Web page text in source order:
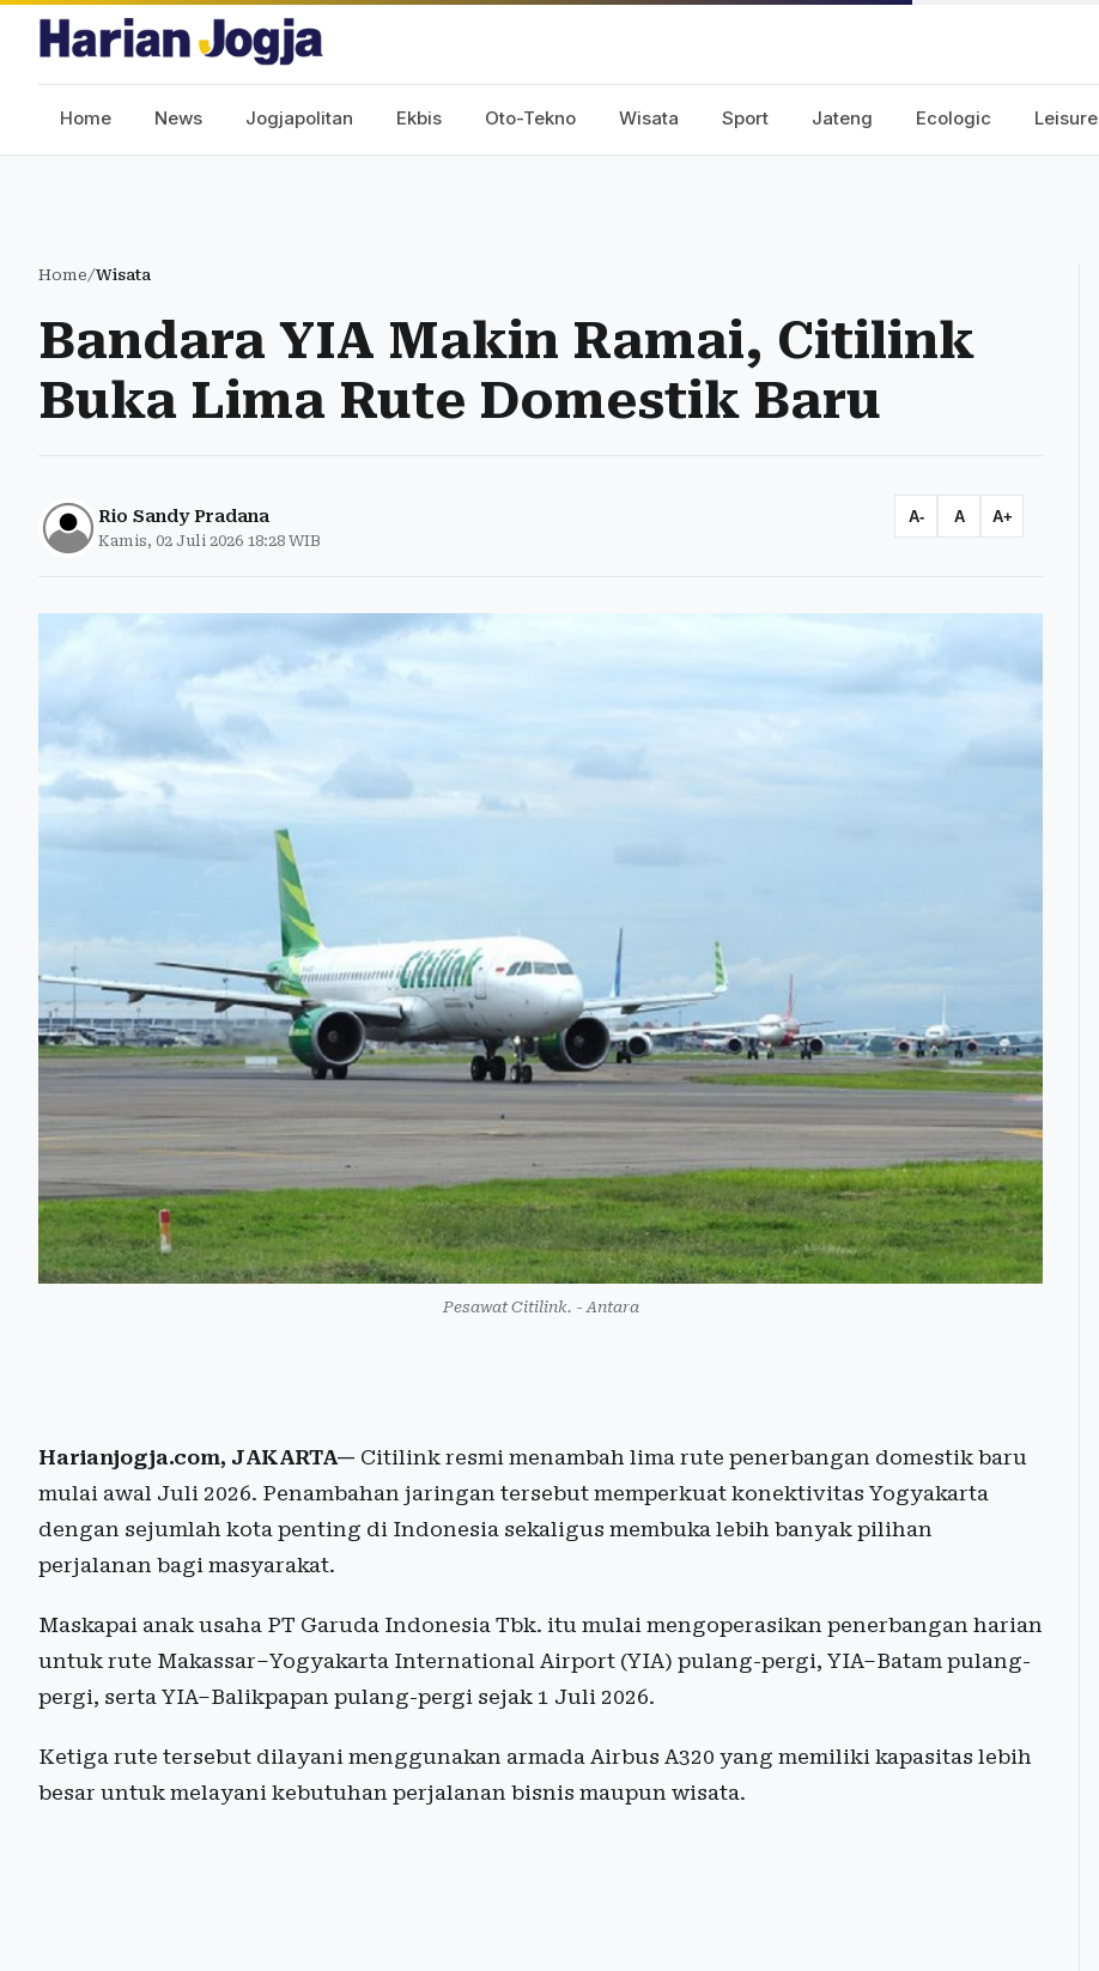
Home News Jogjapolitan Ekbis Oto-Tekno Wisata Sport Jateng Ecologic Leisure
Home/Wisata
Bandara YIA Makin Ramai, Citilink
Buka Lima Rute Domestik Baru
Rio Sandy Pradana
Kamis, 02 Juli 2026 18:28 WIB
A- A A+
Pesawat Citilink. - Antara
Harianjogja.com, JAKARTA— Citilink resmi menambah lima rute penerbangan domestik baru
mulai awal Juli 2026. Penambahan jaringan tersebut memperkuat konektivitas Yogyakarta
dengan sejumlah kota penting di Indonesia sekaligus membuka lebih banyak pilihan
perjalanan bagi masyarakat.
Maskapai anak usaha PT Garuda Indonesia Tbk. itu mulai mengoperasikan penerbangan harian
untuk rute Makassar–Yogyakarta International Airport (YIA) pulang-pergi, YIA–Batam pulang-
pergi, serta YIA–Balikpapan pulang-pergi sejak 1 Juli 2026.
Ketiga rute tersebut dilayani menggunakan armada Airbus A320 yang memiliki kapasitas lebih
besar untuk melayani kebutuhan perjalanan bisnis maupun wisata.